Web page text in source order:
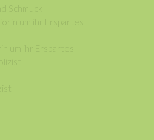
um ihr Erspartes